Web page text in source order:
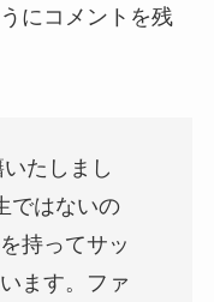
にコメントを残
たしまし
ではないの
持ってサッ
ます。ファ